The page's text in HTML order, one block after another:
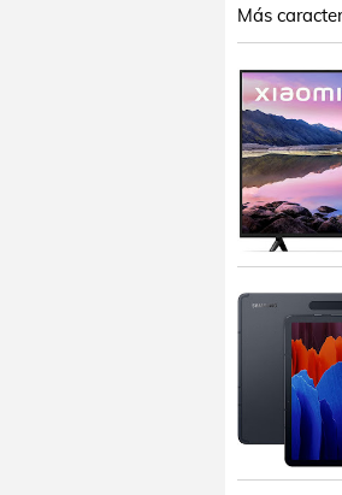
Más